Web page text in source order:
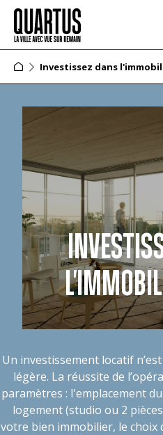
Investissez dans
Un investissement locatif
légère. La réussite de
paramètres : l'emplacement
logement (studio ou 2
votre bien immobilier, le